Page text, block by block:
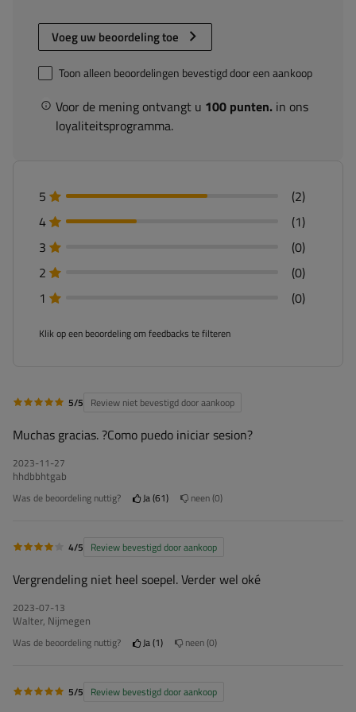
Voeg uw beoordeling toe
Voor de mening ontvangt u 100 punten. in ons
loyaliteitsprogramma.
Toon alleen beoordelingen bevestigd door een aankoop
5
(2)
4
(1)
3
(0)
2
(0)
1
(0)
Klik op een beoordeling om feedbacks te filteren
5/5 Review niet bevestigd door aankoop
Muchas gracias. ?Como puedo iniciar sesion?
2023-11-27
hhdbbhtgab
Was de beoordeling nuttig? Ja 61 neen 0
4/5 Review bevestigd door aankoop
Vergrendeling niet heel soepel. Verder wel oké
2023-07-13
Walter, Nijmegen
Was de beoordeling nuttig? Ja 1 neen 0
5/5 Review bevestigd door aankoop